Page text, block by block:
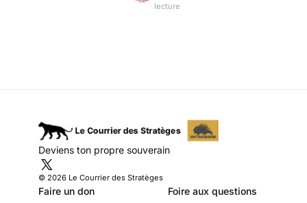
Yougoslavie, et en créant
conduit à un blocage :
Américains et Européens ne
peuvent plus contrôler leurs
pupilles. Et la Serbie est au
bord d'un nouvel affrontemen
lecture
Deviens ton propre souverain
© 2026 Le Courrier des Stratèges
Faire un don Foire aux questions